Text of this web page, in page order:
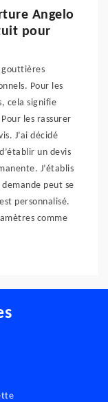
Angelo
pour
gouttières
Pour les
cela signifie
les rassurer
J’ai décidé
un devis
J’établis
peut se
personnalisé.
comme